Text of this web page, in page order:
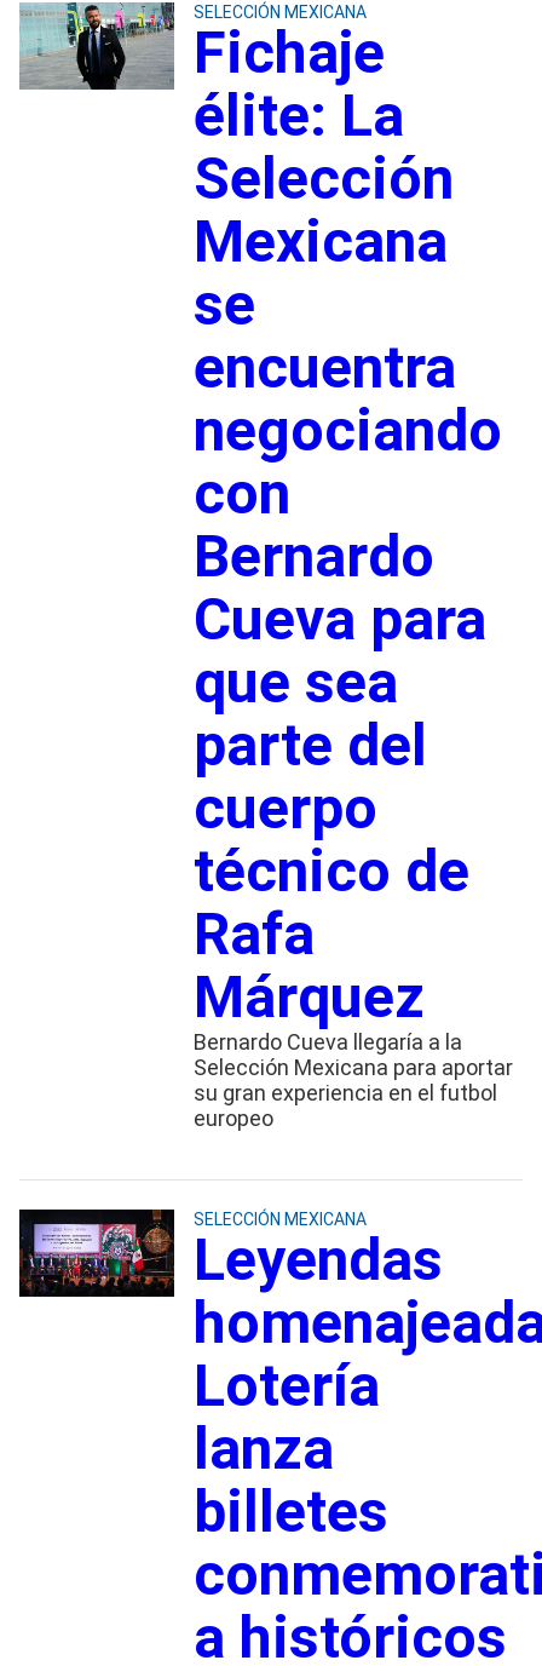
SELECCIÓN MEXICANA
Fichaje
élite: La
Selección
Mexicana
se
encuentra
negociando
con
Bernardo
Cueva para
que sea
parte del
cuerpo
técnico de
Rafa
Márquez
Bernardo Cueva llegaría a la
Selección Mexicana para aportar
su gran experiencia en el futbol
europeo
SELECCIÓN MEXICANA
Leyendas
Lotería
lanza
billetes
a históricos